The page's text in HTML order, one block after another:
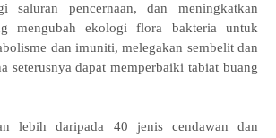
saluran pencernaan, dan meningkatkan
mengubah ekologi flora bakteria untuk
dan imuniti, melegakan sembelit dan
seterusnya dapat memperbaiki tabiat buang
lebih daripada 40 jenis cendawan dan